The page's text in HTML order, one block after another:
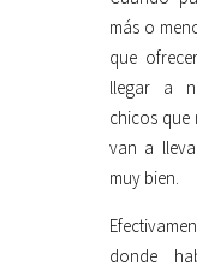
más o
que
llegar a
chicos que
van a
muy bien.
donde